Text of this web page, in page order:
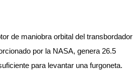
de maniobra orbital del transbordador
por la NASA, genera 26.5
para levantar una furgoneta.